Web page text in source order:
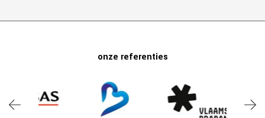
onze referenties